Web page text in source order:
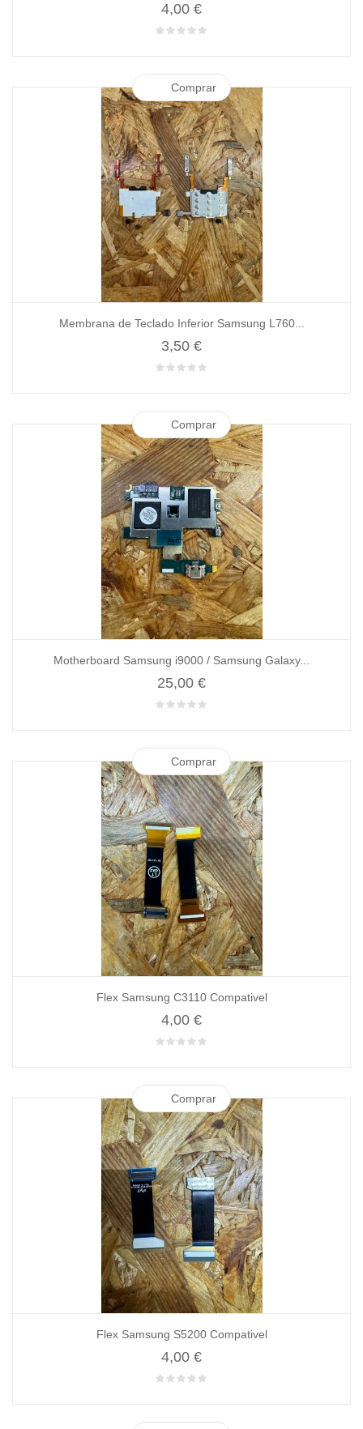
4,00 €
Comprar
Membrana de Teclado Inferior Samsung L760...
3,50 €
Comprar
Motherboard Samsung i9000 / Samsung Galaxy...
25,00 €
Comprar
Flex Samsung C3110 Compativel
4,00 €
Comprar
Flex Samsung S5200 Compativel
4,00 €